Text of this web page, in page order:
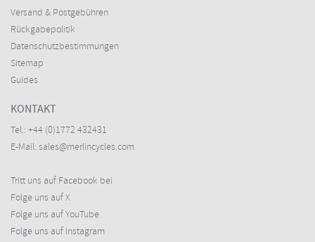
Versand & Postgebühren
Rückgabepolitik
Datenschutzbestimmungen
Sitemap
Guides
KONTAKT
Tel.: +44 (0)1772 432431
E-Mail: sales@merlincycles.com
Tritt uns auf Facebook bei
Folge uns auf X
Folge uns auf YouTube
Folge uns auf Instagram